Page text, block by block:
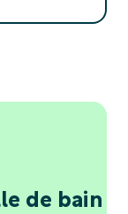
de bain